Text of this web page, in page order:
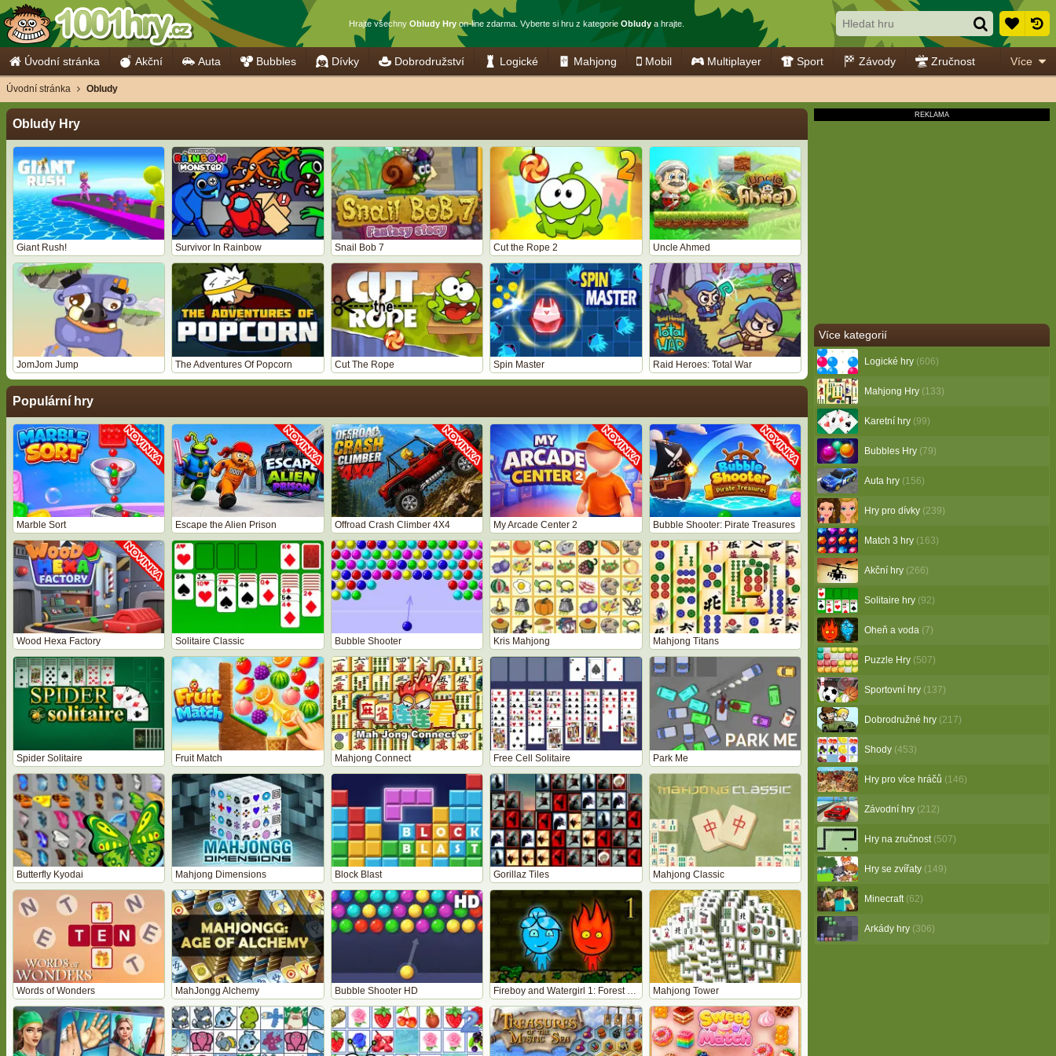
Hrajte všechny Obludy Hryon-line zdarma. Vyberte si hru z kategorie Obludya hrajte.
Úvodní stránka Akční Auta Bubbles Dívky Dobrodružství Logické Mahjong Mobil Multiplayer Sport Závody Zručnost Více
Obludy Hry
Giant Rush! Survivor In Rainbow Snail Bob 7 Cut the Rope 2 Uncle Ahmed
JomJom Jump The Adventures Of Popcorn Cut The Rope Spin Master Raid Heroes: Total War
Populární hry
Marble Sort Escape the Alien Prison Offroad Crash Climber 4X4 My Arcade Center 2 Bubble Shooter: Pirate Treasures
Wood Hexa Factory Solitaire Classic Bubble Shooter Kris Mahjong Mahjong Titans
Spider Solitaire Fruit Match Mahjong Connect Free Cell Solitaire Park Me
Butterfly Kyodai Mahjong Dimensions Block Blast Gorillaz Tiles Mahjong Classic
Words of Wonders MahJongg Alchemy Bubble Shooter HD Fireboy and Watergirl 1: Forest Temple Mahjong Tower
Více kategorií
Logické hry (606)
Mahjong Hry (133)
Karetní hry (99)
Bubbles Hry (79)
Auta hry (156)
Hry pro dívky (239)
Match 3 hry (163)
Akční hry (266)
Solitaire hry (92)
Oheň a voda (7)
Puzzle Hry (507)
Sportovní hry (137)
Dobrodružné hry (217)
Shody (453)
Hry pro více hráčů (146)
Závodní hry (212)
Hry na zručnost (507)
Hry se zvířaty (149)
Minecraft (62)
Arkády hry (306)
Úvodní stránka Obludy